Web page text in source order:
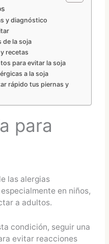
y diagnóstico
de la soja
recetas
para evitar la soja
a la soja
rápido tus piernas y
para
las alergias
en niños,
a adultos.
condición, seguir una
evitar reacciones